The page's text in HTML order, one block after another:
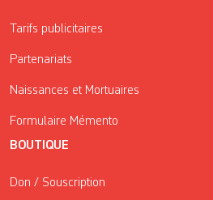
Tarifs publicitaires
Partenariats
Naissances et Mortuaires
Formulaire Mémento
BOUTIQUE
Don / Souscription